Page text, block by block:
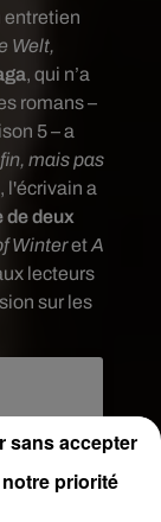
entretien
Welt,
, qui n’a
romans –
5 – a
mais pas
l'écrivain a
de deux
WinteretA
lecteurs
sur les
priorité
sans accepter